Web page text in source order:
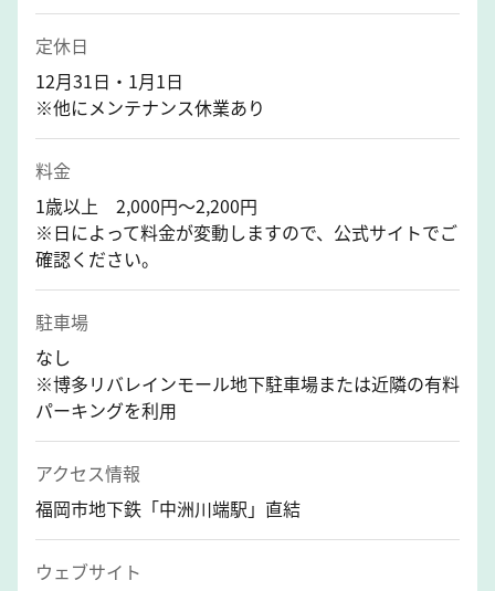
定休日
12月31日・1月1日
※他にメンテナンス休業あり
料金
1歳以上 2,000円～2,200円
※日によって料金が変動しますので、公式サイトでご
確認ください。
駐車場
なし
※博多リバレインモール地下駐車場または近隣の有料
パーキングを利用
アクセス情報
福岡市地下鉄「中洲川端駅」直結
ウェブサイト